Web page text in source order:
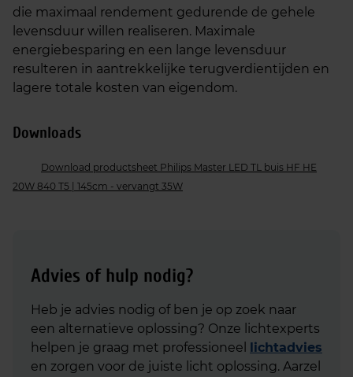
die maximaal rendement gedurende de gehele
levensduur willen realiseren. Maximale
energiebesparing en een lange levensduur
resulteren in aantrekkelijke terugverdientijden en
lagere totale kosten van eigendom.
Downloads
Download productsheet Philips Master LED TL buis HF HE
20W 840 T5 | 145cm - vervangt 35W
Advies of hulp nodig?
Heb je advies nodig of ben je op zoek naar
een alternatieve oplossing? Onze lichtexperts
helpen je graag met professioneel lichtadvies
en zorgen voor de juiste licht oplossing. Aarzel